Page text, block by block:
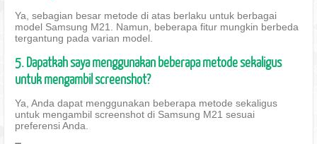
Ya, sebagian besar metode di atas berlaku untuk berbagai
model Samsung M21. Namun, beberapa fitur mungkin berbeda
tergantung pada varian model.
5. Dapatkah saya menggunakan beberapa metode sekaligus
untuk mengambil screenshot?
Ya, Anda dapat menggunakan beberapa metode sekaligus
untuk mengambil screenshot di Samsung M21 sesuai
preferensi Anda.